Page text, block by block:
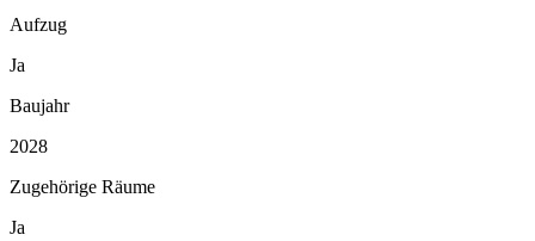
Aufzug
Ja
Baujahr
2028
Zugehörige Räume
Ja